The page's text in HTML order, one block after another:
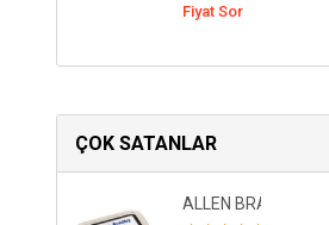
Fiyat Sor
ÇOK SATANLAR
ALLEN BRADLEY-